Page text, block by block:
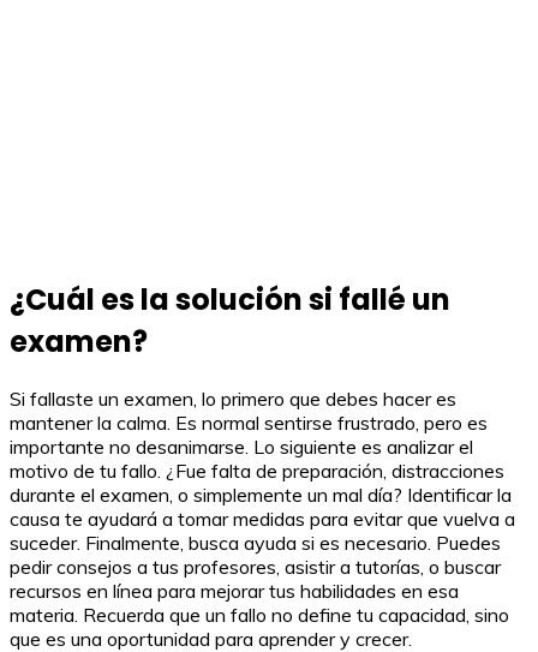
¿Cuál es la solución si fallé un
examen?
Si fallaste un examen, lo primero que debes hacer es
mantener la calma. Es normal sentirse frustrado, pero es
importante no desanimarse. Lo siguiente es analizar el
motivo de tu fallo. ¿Fue falta de preparación, distracciones
durante el examen, o simplemente un mal día? Identificar la
causa te ayudará a tomar medidas para evitar que vuelva a
suceder. Finalmente, busca ayuda si es necesario. Puedes
pedir consejos a tus profesores, asistir a tutorías, o buscar
recursos en línea para mejorar tus habilidades en esa
materia. Recuerda que un fallo no define tu capacidad, sino
que es una oportunidad para aprender y crecer.